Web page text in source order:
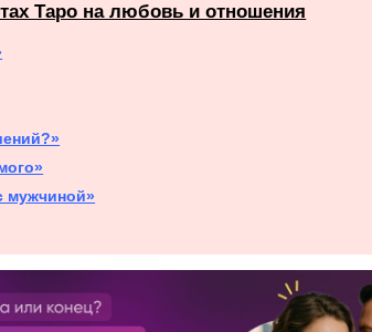
Таро на любовь и отношения
мужчиной»